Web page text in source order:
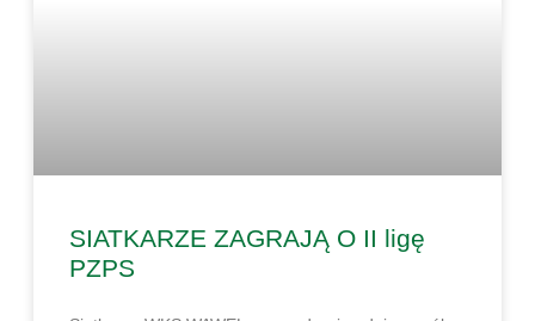
SIATKARZE ZAGRAJĄ O II ligę
PZPS